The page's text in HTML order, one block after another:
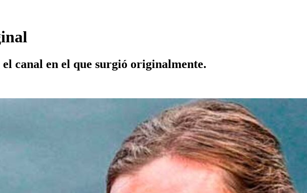
canal en el que surgió originalmente.